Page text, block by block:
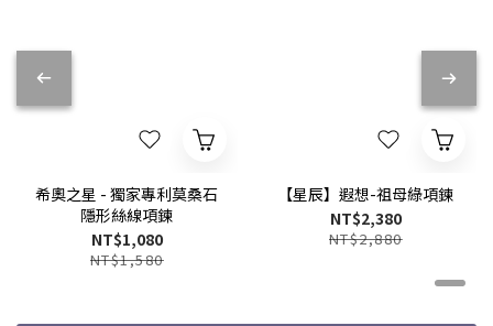
希奧之星 - 獨家專利莫桑石
隱形絲線項鍊
NT$1,080
NT$1,580
【星辰】遐想-祖母綠項鍊
NT$2,380
NT$2,880